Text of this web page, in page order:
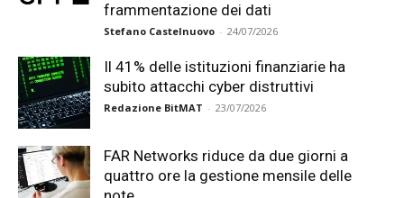
frammentazione dei dati
Stefano Castelnuovo - 24/07/2026
Il 41% delle istituzioni finanziarie ha
subito attacchi cyber distruttivi
Redazione BitMAT - 23/07/2026
FAR Networks riduce da due giorni a
quattro ore la gestione mensile delle